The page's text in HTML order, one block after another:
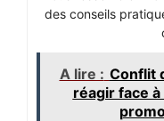
des conseils
A lire : Conflit
réagir face